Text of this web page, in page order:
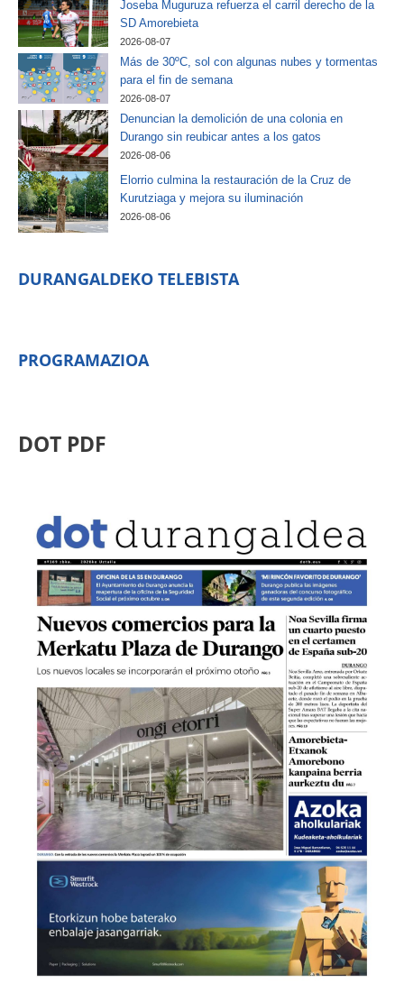
Joseba Muguruza refuerza el carril derecho de la
SD Amorebieta
2026-08-07
Más de 30ºC, sol con algunas nubes y tormentas
para el fin de semana
2026-08-07
Denuncian la demolición de una colonia en
Durango sin reubicar antes a los gatos
2026-08-06
Elorrio culmina la restauración de la Cruz de
Kurutziaga y mejora su iluminación
2026-08-06
DURANGALDEKO TELEBISTA
PROGRAMAZIOA
DOT PDF